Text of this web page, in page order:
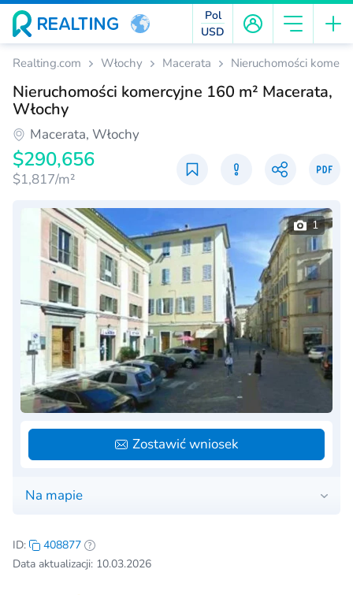
Pol
USD
Realting.com Włochy Macerata Nieruchomości
Nieruchomości komercyjne 160 m² Macerata,
Włochy
Macerata, Włochy
$290,656
$1,817/m²
Na mapie
1
Zostawić wniosek
ID:
408877
Data aktualizacji: 10.03.2026